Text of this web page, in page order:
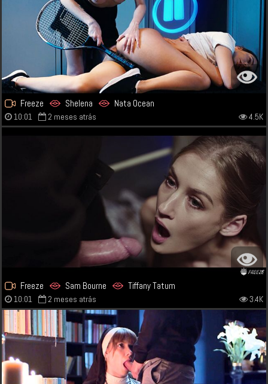
Freeze Shelena Nata Ocean
10:01 2 meses atrás 4.5K
Freeze Sam Bourne Tiffany Tatum
10:01 2 meses atrás 3.4K